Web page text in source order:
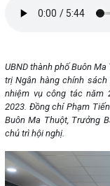
UBND thành phố Buôn
trị Ngân hàng chính
nhiệm vụ công tác năm
2023. Đồng chí Phạm
Buôn Ma Thuột, Trưởng
chủ trì hội nghị.